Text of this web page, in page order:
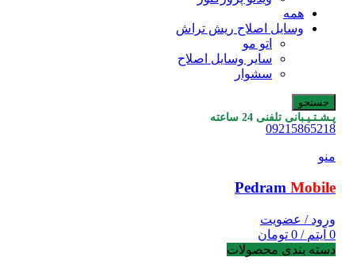
همه
وسایل اصلاح ریش تراش
اتو مو
سایر وسایل اصلاح
سشوار
جستجو
پـشـتـیـبانی تلفنی 24 ساعته
09215865218
منو
Pedram Mobile
ورود / عضویت
0 آیتم /
0 تومان
دسته بندی محصولات